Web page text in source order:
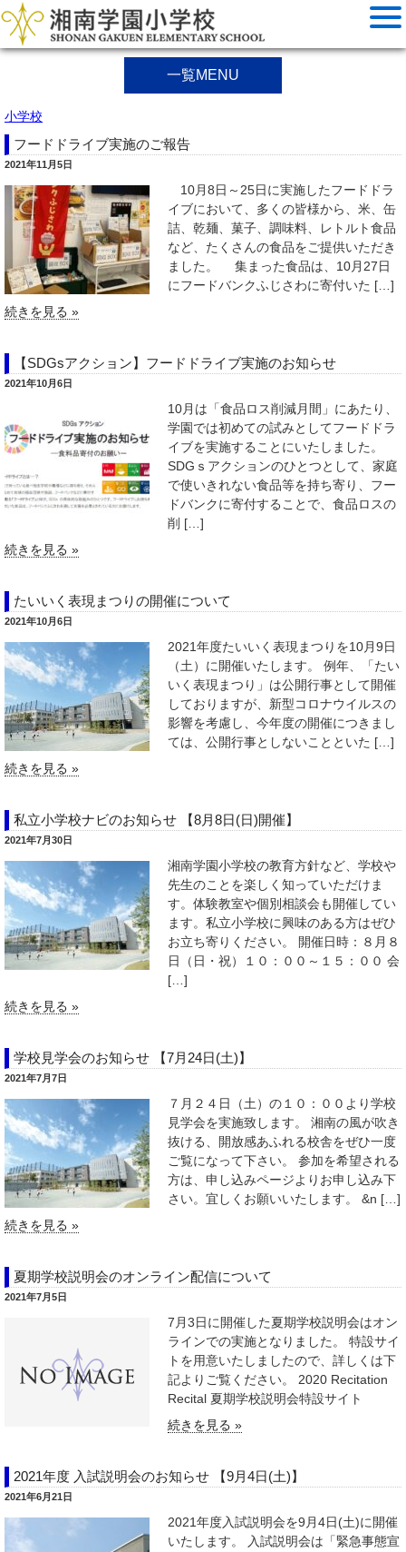
一覧MENU
小学校
フードドライブ実施のご報告
2021年11月5日
10月8日～25日に実施したフードドラ
イブにおいて、多くの皆様から、米、缶
詰、乾麺、菓子、調味料、レトルト食品
など、たくさんの食品をご提供いただき
ました。 集まった食品は、10月27日
にフードバンクふじさわに寄付いた […]
続きを見る »
【SDGsアクション】フードドライブ実施のお知らせ
2021年10月6日
10月は「食品ロス削減月間」にあたり、
学園では初めての試みとしてフードドラ
イブを実施することにいたしました。
SDGｓアクションのひとつとして、家庭
で使いきれない食品等を持ち寄り、フー
ドバンクに寄付することで、食品ロスの
削 […]
続きを見る »
たいいく表現まつりの開催について
2021年10月6日
2021年度たいいく表現まつりを10月9日
（土）に開催いたします。 例年、「たい
いく表現まつり」は公開行事として開催
しておりますが、新型コロナウイルスの
影響を考慮し、今年度の開催につきまし
ては、公開行事としないことといた […]
続きを見る »
私立小学校ナビのお知らせ 【8月8日(日)開催】
2021年7月30日
湘南学園小学校の教育方針など、学校や
先生のことを楽しく知っていただけま
す。体験教室や個別相談会も開催してい
ます。私立小学校に興味のある方はぜひ
お立ち寄りください。 開催日時：８月８
日（日・祝）１０：００～１５：００ 会
[…]
続きを見る »
学校見学会のお知らせ 【7月24日(土)】
2021年7月7日
７月２４日（土）の１０：００より学校
見学会を実施致します。 湘南の風が吹き
抜ける、開放感あふれる校舎をぜひ一度
ご覧になって下さい。 参加を希望される
方は、申し込みページよりお申し込み下
さい。宜しくお願いいたします。 &n […]
続きを見る »
夏期学校説明会のオンライン配信について
2021年7月5日
7月3日に開催した夏期学校説明会はオン
ラインでの実施となりました。 特設サイ
トを用意いたしましたので、詳しくは下
記よりご覧ください。 2020 Recitation
Recital 夏期学校説明会特設サイト
続きを見る »
2021年度 入試説明会のお知らせ 【9月4日(土)】
2021年6月21日
2021年度入試説明会を9月4日(土)に開催
いたします。 入試説明会は「緊急事態宣